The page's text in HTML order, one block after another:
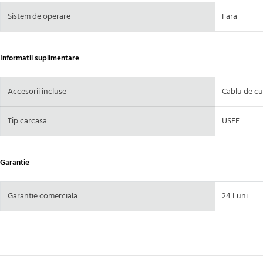
Sistem de operare Fara
Informatii suplimentare
Accesorii incluse Cablu de
Tip carcasa USFF
Garantie
Garantie comerciala 24 Luni